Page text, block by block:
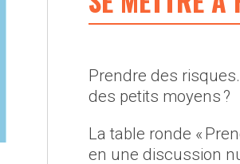
Prendre des
des petits moyens ?
La table ronde «
en une discussion